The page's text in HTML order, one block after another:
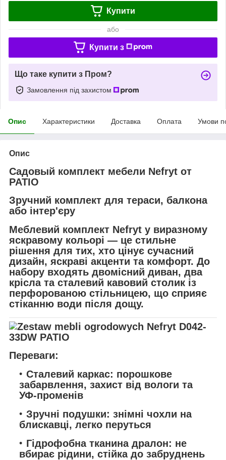
Купити
або
Купити з
Що таке купити з Пром?
Замовлення під захистом
Опис Характеристики Доставка Оплата Умови
Опис
Садовый комплект мебели Nefryt от
PATIO
Зручний комплект для тераси, балкона
або інтер'єру
Меблевий комплект Nefryt у виразному
яскравому кольорі — це стильне
рішення для тих, хто цінує сучасний
дизайн, яскраві акценти та комфорт. До
набору входять двомісний диван, два
крісла та сталевий кавовий столик із
перфорованою стільницею, що сприяє
стіканню води після дощу.
Переваги:
Сталевий каркас: порошкове
забарвлення, захист від вологи та
УФ-променів
Зручні подушки: знімні чохли на
блискавці, легко перуться
Гідрофобна тканина дралон: не
вбирає рідини, стійка до забруднень